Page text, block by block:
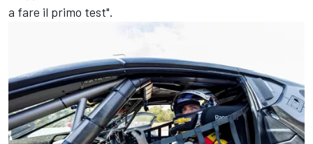
a fare il primo test".